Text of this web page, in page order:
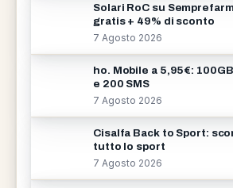
Solari RoC su
gratis + 49% di sconto
7 Agosto 2026
ho. Mobile a 5,95€:
e 200 SMS
7 Agosto 2026
Cisalfa Back to Sport:
tutto lo sport
7 Agosto 2026